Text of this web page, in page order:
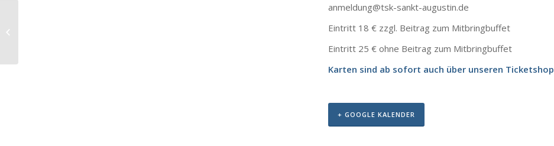
anmeldung@tsk-sankt-augustin.de
Eintritt 18 € zzgl. Beitrag zum Mitbringbuffet
Eintritt 25 € ohne Beitrag zum Mitbringbuffet
Karten sind ab sofort auch über unseren Ticketshop
+ GOOGLE KALENDER